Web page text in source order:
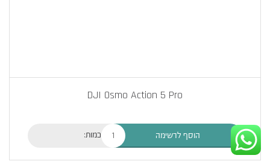
DJI Osmo Action 5 Pro
כמות: הוסף לרשימה